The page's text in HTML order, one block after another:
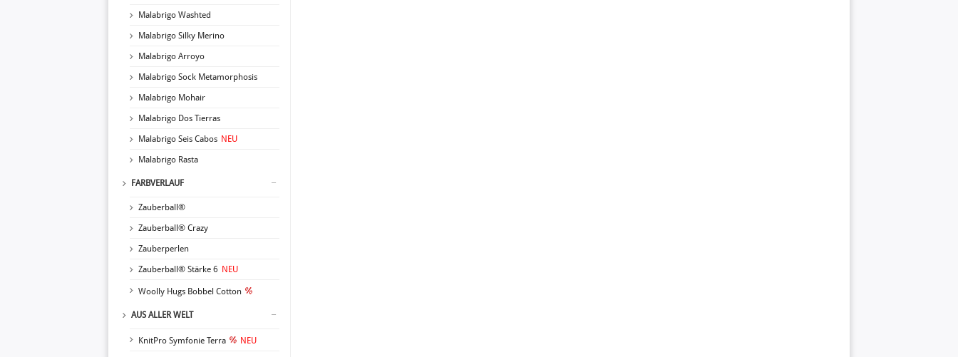
Malabrigo Washted
Malabrigo Silky Merino
Malabrigo Arroyo
Malabrigo Sock Metamorphosis
Malabrigo Mohair
Malabrigo Dos Tierras
Malabrigo Seis Cabos NEU
Malabrigo Rasta
FARBVERLAUF
Zauberball®
Zauberball® Crazy
Zauberperlen
Zauberball® Stärke 6 NEU
Woolly Hugs Bobbel Cotton
AUS ALLER WELT
KnitPro Symfonie Terra NEU